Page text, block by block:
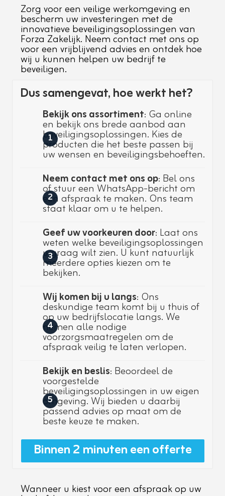
Zorg voor een veilige werkomgeving en
bescherm uw investeringen met de
innovatieve beveiligingsoplossingen van
Forza Zakelijk. Neem contact met ons op
voor een vrijblijvend advies en ontdek hoe
wij u kunnen helpen uw bedrijf te
beveiligen.
Dus samengevat, hoe werkt het?
1
Bekijk ons assortiment: Ga online
en bekijk ons brede aanbod aan
beveiligingsoplossingen. Kies de
producten die het beste passen bij
uw wensen en beveiligingsbehoeften.
2
Neem contact met ons op: Bel ons
of stuur een WhatsApp-bericht om
een afspraak te maken. Ons team
staat klaar om u te helpen.
3
Geef uw voorkeuren door: Laat ons
weten welke beveiligingsoplossingen
u graag wilt zien. U kunt natuurlijk
meerdere opties kiezen om te
bekijken.
4
Wij komen bij u langs: Ons
deskundige team komt bij u thuis of
op uw bedrijfslocatie langs. We
nemen alle nodige
voorzorgsmaatregelen om de
afspraak veilig te laten verlopen.
5
Bekijk en beslis: Beoordeel de
voorgestelde
beveiligingsoplossingen in uw eigen
omgeving. Wij bieden u daarbij
passend advies op maat om de
beste keuze te maken.
Binnen 2 minuten een offerte
Wanneer u kiest voor een afspraak op uw